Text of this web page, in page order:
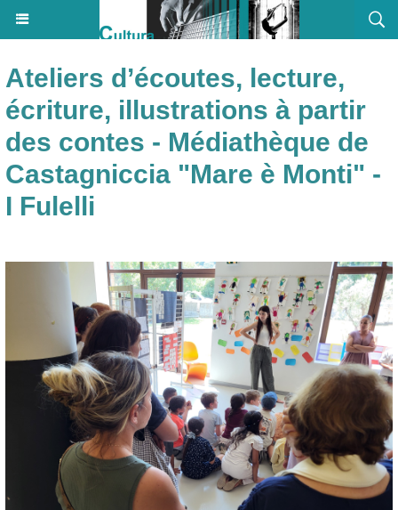
Ateliers d’écoutes, lecture,
écriture, illustrations à partir
des contes - Médiathèque de
Castagniccia "Mare è Monti" -
I Fulelli